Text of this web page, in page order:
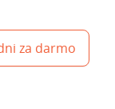
za darmo